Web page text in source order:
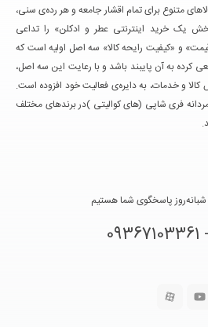
متنوع برای تمام اقشار جامعه و هر رده‌ی سنی،
یک خرید اینترنتی عطر و ادکلن» را تداعی
و «کیفیت رایحه کالا» سه اصل اولیه است که
به آن پایبند باشد و با رعایت این سه اصل،
کالا و خدمات، به دایره‌ی فعالیت خود افزوده است.
مردانه فری شاپی (های کوالیتی )در برندهای مختلف